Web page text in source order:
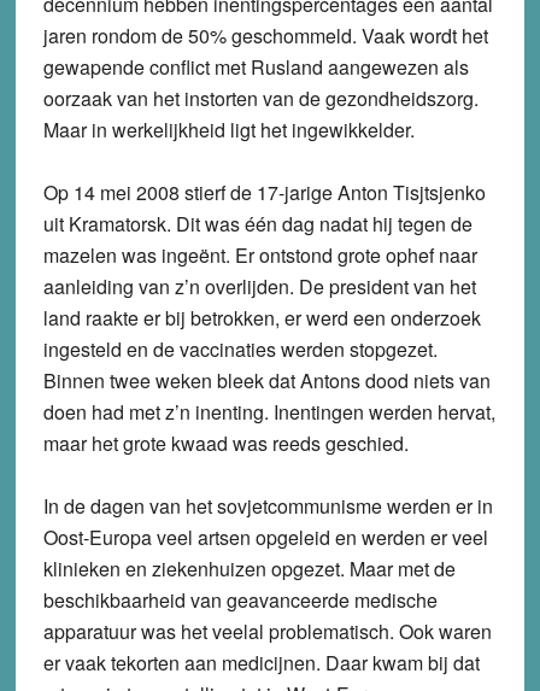
jaren rondom de 50% geschommeld. Vaak wordt het
gewapende conflict met Rusland aangewezen als
oorzaak van het instorten van de gezondheidszorg.
Maar in werkelijkheid ligt het ingewikkelder.
Op 14 mei 2008 stierf de 17-jarige Anton Tisjtsjenko
uit Kramatorsk. Dit was één dag nadat hij tegen de
mazelen was ingeënt. Er ontstond grote ophef naar
aanleiding van z’n overlijden. De president van het
land raakte er bij betrokken, er werd een onderzoek
ingesteld en de vaccinaties werden stopgezet.
Binnen twee weken bleek dat Antons dood niets van
doen had met z’n inenting. Inentingen werden hervat,
maar het grote kwaad was reeds geschied.
In de dagen van het sovjetcommunisme werden er in
Oost-Europa veel artsen opgeleid en werden er veel
klinieken en ziekenhuizen opgezet. Maar met de
beschikbaarheid van geavanceerde medische
apparatuur was het veelal problematisch. Ook waren
er vaak tekorten aan medicijnen. Daar kwam bij dat